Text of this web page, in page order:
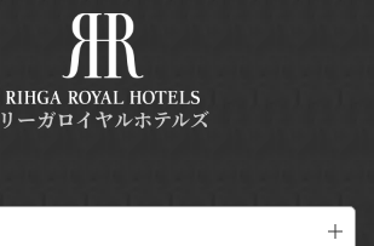
リーガロイヤルホテルズ